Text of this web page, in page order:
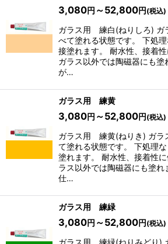
3,080円 ～52,800円 (税込)
ガラス用 練白(ねりしろ) ガ
べて塗れる状態です。 下処
接塗れます。 耐水性、接着性
ガラス以外では陶磁器にも塗
が…
ガラス用 練黄
3,080円 ～52,800円 (税込)
ガラス用 練黄(ねりき) ガラ
て塗れる状態です。 下処理
塗れます。 耐水性、接着性
ラス以外では陶磁器にも塗
仕…
ガラス用 練緑
3,080円 ～52,800円 (税込)
ガラス用 練緑(ねりみどり)